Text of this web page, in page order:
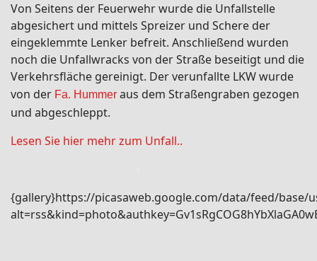
Von Seitens der Feuerwehr wurde die Unfallstelle
abgesichert und mittels Spreizer und Schere der
eingeklemmte Lenker befreit. Anschließend wurden
noch die Unfallwracks von der Straße beseitigt und die
Verkehrsfläche gereinigt. Der verunfallte LKW wurde
von der Fa. Hummer aus dem Straßengraben gezogen
und abgeschleppt.
Lesen Sie hier mehr zum Unfall..
{gallery}https://picasaweb.google.com/data/feed/base/